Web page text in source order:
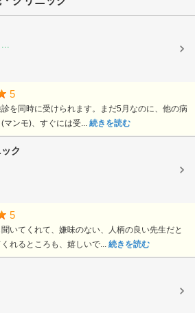
5
を同時に受けられます。まだ5月なのに、他の病
マンモ)、すぐには受... 続きを読む
ク
5
いてくれて、嫌味のない、人柄の良い先生だと
れるところも、嬉しいで... 続きを読む